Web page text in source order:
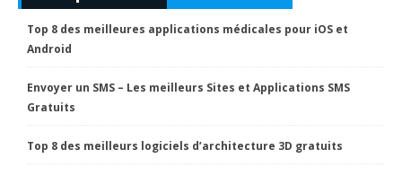
Top 8 des meilleures applications médicales pour iOS et
Android
Envoyer un SMS – Les meilleurs Sites et Applications SMS
Gratuits
Top 8 des meilleurs logiciels d’architecture 3D gratuits